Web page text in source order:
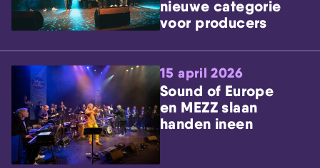
nieuwe categorie
voor producers
15 april 2026
Sound of Europe
en MEZZ slaan
handen ineen